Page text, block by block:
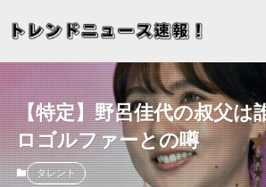
【特定】野呂佳代の叔父は
ロゴルファーとの噂
タレント